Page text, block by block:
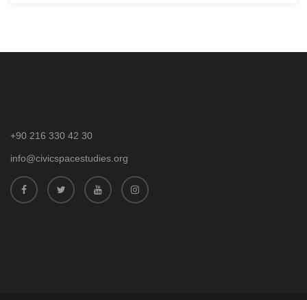
+90 216 330 42 30
info@civicspacestudies.org